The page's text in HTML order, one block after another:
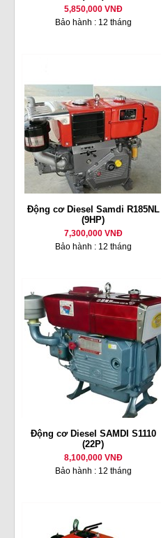
5,850,000 VNĐ
Bảo hành : 12 tháng
Động cơ Diesel Samdi R185NL
(9HP)
7,300,000 VNĐ
Bảo hành : 12 tháng
Động cơ Diesel SAMDI S1110
(22P)
8,100,000 VNĐ
Bảo hành : 12 tháng